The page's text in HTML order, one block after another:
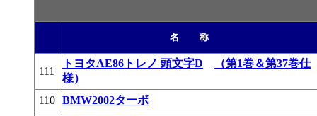
名 称
111
トヨタAE86トレノ 頭文字D
（第1巻＆第37巻仕
様）
110 BMW2002ターボ